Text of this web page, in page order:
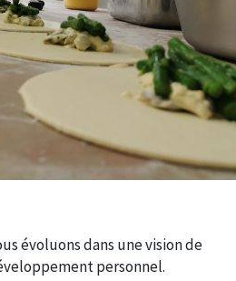
évoluons dans une vision de
personnel.